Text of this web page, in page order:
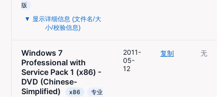
版
▼ 显示详细信息 (文件名/大
小/校验信息)
Windows 7
Professional with
Service Pack 1 (x86) -
DVD (Chinese-
Simplified)
x86
专业
2011-
05-
12
复制 无